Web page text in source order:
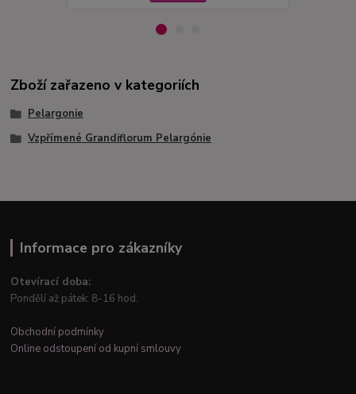
Zboží zařazeno v kategoriích
Pelargonie
Vzpřímené Grandiflorum Pelargónie
Informace pro zákazníky
Otevírací doba:
Pondělí až pátek: 8-16 hod.
Obchodní podmínky
Online odstoupení od kupní smlouvy